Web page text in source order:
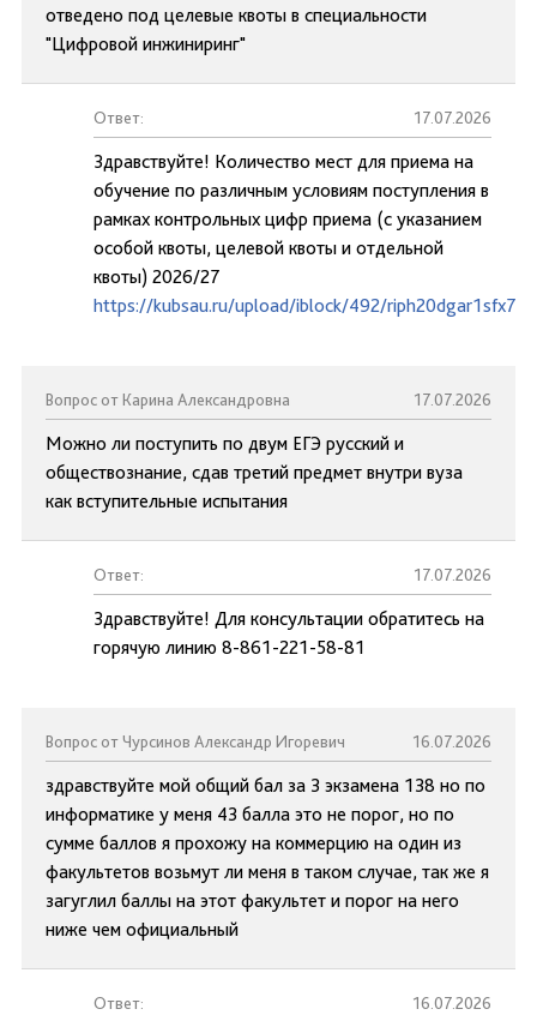
отведено под целевые квоты в специальности
"Цифровой инжиниринг"
Ответ: 17.07.2026
Здравствуйте! Количество мест для приема на
обучение по различным условиям поступления в
рамках контрольных цифр приема (с указанием
особой квоты, целевой квоты и отдельной
квоты) 2026/27
https://kubsau.ru/upload/iblock/492/
Вопрос от Карина Александровна 17.07.2026
Можно ли поступить по двум ЕГЭ русский и
обществознание, сдав третий предмет внутри вуза
как вступительные испытания
Ответ: 17.07.2026
Здравствуйте! Для консультации обратитесь на
горячую линию 8-861-221-58-81
Вопрос от Чурсинов Александр Игоревич 16.07.2026
здравствуйте мой общий бал за 3 экзамена 138 но по
информатике у меня 43 балла это не порог, но по
сумме баллов я прохожу на коммерцию на один из
факультетов возьмут ли меня в таком случае, так же я
загуглил баллы на этот факультет и порог на него
ниже чем официальный
Ответ: 16.07.2026